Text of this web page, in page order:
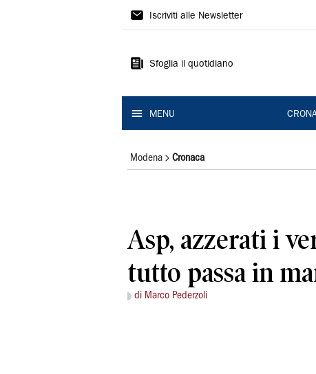
Gazzetta
Modena
Iscriviti alle Newsletter
Sfoglia il quotidiano
MENU
Modena Cronaca
Asp, azzerati i
tutto passa in
di Marco Pederzoli